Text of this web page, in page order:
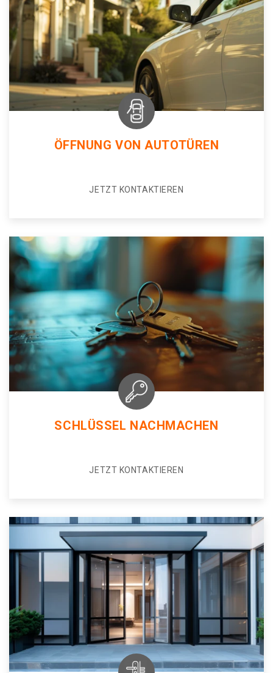
ÖFFNUNG VON AUTOTÜREN
JETZT KONTAKTIEREN
SCHLÜSSEL NACHMACHEN
JETZT KONTAKTIEREN